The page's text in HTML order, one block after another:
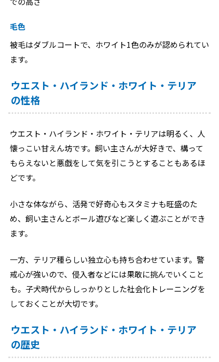
毛色
被毛はダブルコートで、ホワイト1色のみが認められてい
ます。
ウエスト・ハイランド・ホワイト・テリア
の性格
ウエスト・ハイランド・ホワイト・テリアは明るく、人
懐っこい甘えん坊です。飼い主さんが大好きで、構って
もらえないと悪戯をして気を引こうとすることもあるほ
どです。
小さな体ながら、活発で好奇心もスタミナも旺盛のた
め、飼い主さんとボール遊びなど楽しく遊ぶことができ
ます。
一方、テリア種らしい独立心も持ち合わせています。警
戒心が強いので、侵入者などには果敢に挑んでいくこと
も。子犬時代からしっかりとした社会化トレーニングを
しておくことが大切です。
ウエスト・ハイランド・ホワイト・テリア
の歴史